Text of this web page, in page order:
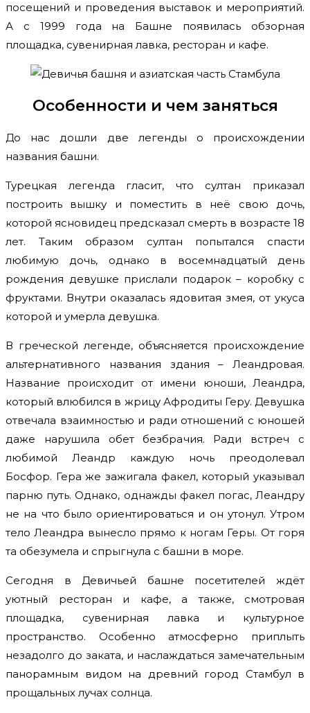
посещений и проведения выставок и мероприятий.
А с 1999 года на Башне появилась обзорная
площадка, сувенирная лавка, ресторан и кафе.
Особенности и чем заняться
До нас дошли две легенды о происхождении
названия башни.
Турецкая легенда гласит, что султан приказал
построить вышку и поместить в неё свою дочь,
которой ясновидец предсказал смерть в возрасте 18
лет. Таким образом султан попытался спасти
любимую дочь, однако в восемнадцатый день
рождения девушке прислали подарок – коробку с
фруктами. Внутри оказалась ядовитая змея, от укуса
которой и умерла девушка.
В греческой легенде, объясняется происхождение
альтернативного названия здания – Леандровая.
Название происходит от имени юноши, Леандра,
который влюбился в жрицу Афродиты Геру. Девушка
отвечала взаимностью и ради отношений с юношей
даже нарушила обет безбрачия. Ради встреч с
любимой Леандр каждую ночь преодолевал
Босфор. Гера же зажигала факел, который указывал
парню путь. Однако, однажды факел погас, Леандру
не на что было ориентироваться и он утонул. Утром
тело Леандра вынесло прямо к ногам Геры. От горя
та обезумела и спрыгнула с башни в море.
Сегодня в Девичьей башне посетителей ждёт
уютный ресторан и кафе, а также, смотровая
площадка, сувенирная лавка и культурное
пространство. Особенно атмосферно приплыть
незадолго до заката, и наслаждаться замечательным
панорамным видом на древний город Стамбул в
прощальных лучах солнца.